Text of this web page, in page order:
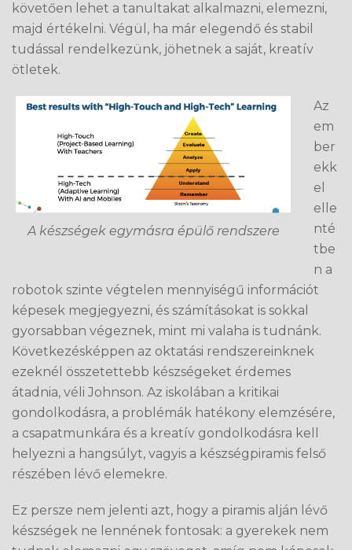
követően lehet a tanultakat alkalmazni, elemezni,
majd értékelni. Végül, ha már elegendő és stabil
tudással rendelkezünk, jöhetnek a saját, kreatív
ötletek.
A készségek egymásra épülő rendszere
Az
em
ber
ekk
el
elle
nté
tbe
n a
robotok szinte végtelen mennyiségű információt
képesek megjegyezni, és számításokat is sokkal
gyorsabban végeznek, mint mi valaha is tudnánk.
Következésképpen az oktatási rendszereinknek
ezeknél összetettebb készségeket érdemes
átadnia, véli Johnson. Az iskolában a kritikai
gondolkodásra, a problémák hatékony elemzésére,
a csapatmunkára és a kreatív gondolkodásra kell
helyezni a hangsúlyt, vagyis a készségpiramis felső
részében lévő elemekre.
Ez persze nem jelenti azt, hogy a piramis alján lévő
készségek ne lennének fontosak: a gyerekek nem